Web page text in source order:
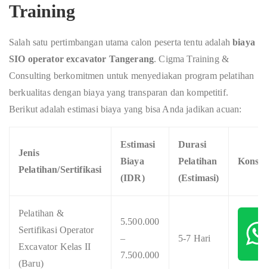
Training
Salah satu pertimbangan utama calon peserta tentu adalahbiaya
SIO operator excavator Tangerang. Cigma Training &
Consulting berkomitmen untuk menyediakan program pelatihan
berkualitas dengan biaya yang transparan dan kompetitif.
Berikut adalah estimasi biaya yang bisa Anda jadikan acuan:
Jenis
Pelatihan/Sertifikasi
Estimasi
Biaya
(IDR)
Durasi
Pelatihan
(Estimasi)
Pelatihan &
Sertifikasi Operator
Excavator Kelas II
(Baru)
5.500.000
–
7.500.000
5-7 Hari